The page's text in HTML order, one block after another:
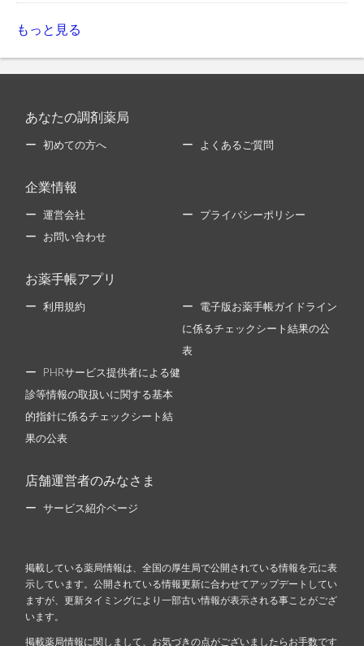
もっと見る
あなたの調剤薬局
初めての方へ よくあるご質問
企業情報
運営会社 プライバシーポリシー
お問い合わせ
お薬手帳アプリ
利用規約 電子版お薬手帳ガイドライン
に係るチェックシート結果の公
表
PHRサービス提供者による健
診等情報の取扱いに関する基本
的指針に係るチェックシート結
果の公表
店舗運営者のみなさま
サービス紹介ページ
掲載している薬局情報は、全国の厚生局で公開されている情報を元に表
示しています。公開されている情報更新に合わせてアップデートしてい
ますが、更新タイミングにより一部古い情報が表示される事ことがござ
います。
掲載薬局情報に関しまして、お気づきの点がございましたらお手数です